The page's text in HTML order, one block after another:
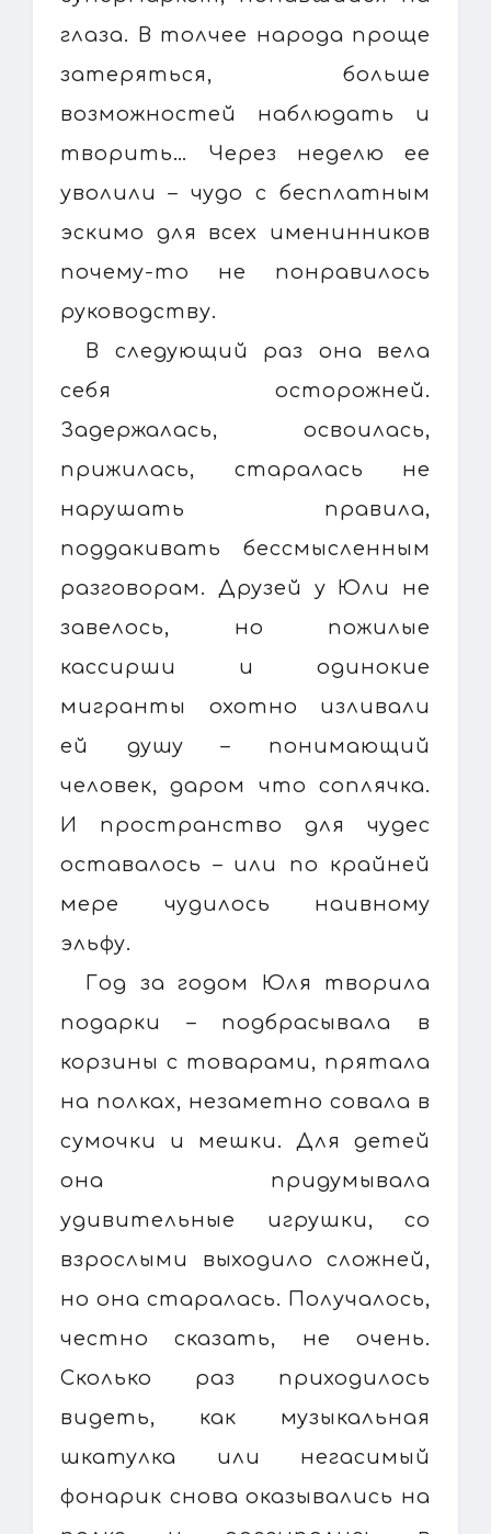
глаза. В толчее народа проще
затеряться, больше
возможностей наблюдать и
творить… Через неделю ее
уволили – чудо с бесплатным
эскимо для всех именинников
почему-то не понравилось
руководству.
В следующий раз она вела
себя осторожней.
Задержалась, освоилась,
прижилась, старалась не
нарушать правила,
поддакивать бессмысленным
разговорам. Друзей у Юли не
завелось, но пожилые
кассирши и одинокие
мигранты охотно изливали
ей душу – понимающий
человек, даром что соплячка.
И пространство для чудес
оставалось – или по крайней
мере чудилось наивному
эльфу.
Год за годом Юля творила
подарки – подбрасывала в
корзины с товарами, прятала
на полках, незаметно совала в
сумочки и мешки. Для детей
она придумывала
удивительные игрушки, со
взрослыми выходило сложней,
но она старалась. Получалось,
честно сказать, не очень.
Сколько раз приходилось
видеть, как музыкальная
шкатулка или негасимый
фонарик снова оказывались на